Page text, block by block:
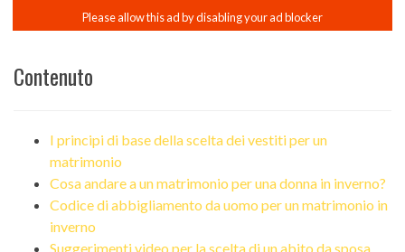
Contenuto
I principi di base della scelta dei vestiti per un
matrimonio
Cosa andare a un matrimonio per una donna in inverno?
Codice di abbigliamento da uomo per un matrimonio in
inverno
Suggerimenti video per la scelta di un abito da sposa